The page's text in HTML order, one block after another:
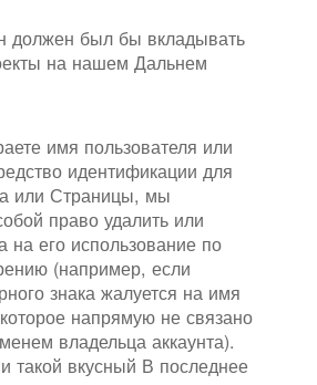
должен был бы вкладывать
на нашем Дальнем
имя пользователя или
идентификации для
или Страницы, мы
право удалить или
на его использование по
(например, если
знака жалуется на имя
напрямую не связано
владельца аккаунта).
такой вкусный В последнее